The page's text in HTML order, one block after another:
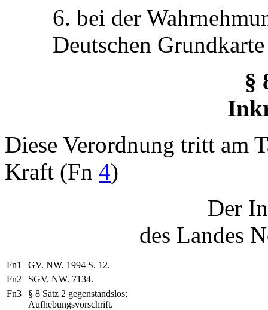
6. bei der
Deutschen
§
Diese Verordnung tritt am
Kraft (Fn 4)
Der
des Landes
Fn1
GV. NW. 1994 S. 12.
Fn2
SGV. NW. 7134.
Fn3
§ 8 Satz 2 gegenstandslos;
Aufhebungsvorschrift.